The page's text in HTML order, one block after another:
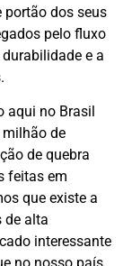
portão dos seus
pelo fluxo
e a
aqui no Brasil
de
de quebra
feitas em
que existe a
de alta
interessante